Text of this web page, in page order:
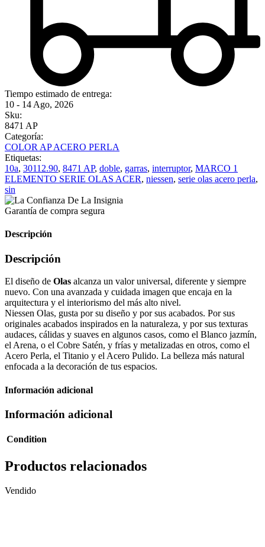
Tiempo estimado de entrega:
10 - 14 Ago, 2026
Sku:
8471 AP
Categoría:
COLOR AP ACERO PERLA
Etiquetas:
10a, 30112.90, 8471 AP, doble, garras, interruptor, MARCO 1
ELEMENTO SERIE OLAS ACER, niessen, serie olas acero perla,
sin
Garantía de compra segura
Descripción
Descripción
El diseño de Olas alcanza un valor universal, diferente y siempre
nuevo. Con una avanzada y cuidada imagen que encaja en la
arquitectura y el interiorismo del más alto nivel.
Niessen Olas, gusta por su diseño y por sus acabados. Por sus
originales acabados inspirados en la naturaleza, y por sus texturas
audaces, cálidas y suaves en algunos casos, como el Blanco jazmín,
el Arena, o el Cobre Satén, y frías y metalizadas en otros, como el
Acero Perla, el Titanio y el Acero Pulido. La belleza más natural
enfocada a la decoración de tus espacios.
Información adicional
Información adicional
Condition
Productos relacionados
Vendido